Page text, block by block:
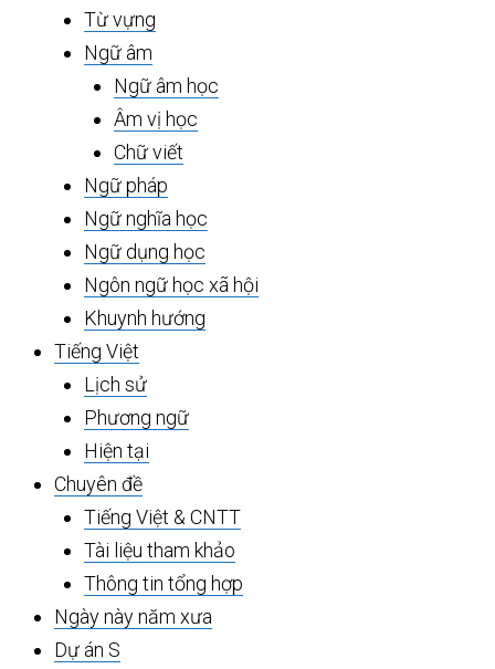
Từ vựng
Ngữ âm
Ngữ âm học
Âm vị học
Chữ viết
Ngữ pháp
Ngữ nghĩa học
Ngữ dụng học
Ngôn ngữ học xã hội
Khuynh hướng
Tiếng Việt
Lịch sử
Phương ngữ
Hiện tại
Chuyên đề
Tiếng Việt & CNTT
Tài liệu tham khảo
Thông tin tổng hợp
Ngày này năm xưa
Dự án S